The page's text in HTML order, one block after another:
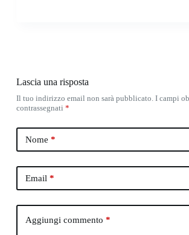
Lascia una risposta
Il tuo indirizzo email non sarà pubblicato. I campi
contrassegnati *
Nome *
Email *
Aggiungi commento *